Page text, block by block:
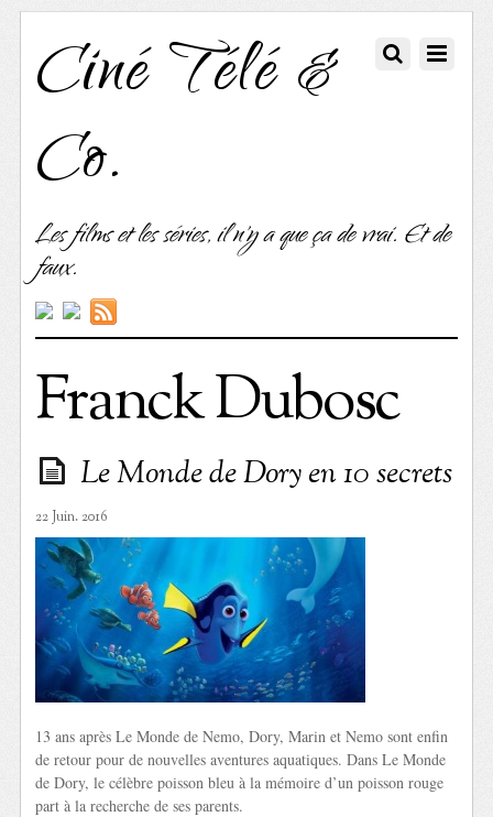
Ciné Télé &
Co.
Les films et les séries, il n'y a que ça de vrai. Et de
faux.
Franck Dubosc
Le Monde de Dory en 10 secrets
22 Juin. 2016
13 ans après Le Monde de Nemo, Dory, Marin et Nemo sont enfin
de retour pour de nouvelles aventures aquatiques. Dans Le Monde
de Dory, le célèbre poisson bleu à la mémoire d’un poisson rouge
part à la recherche de ses parents.